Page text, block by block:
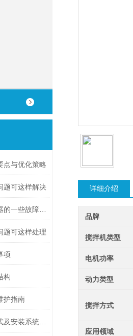
点与优化策略
题可这样解决
题可这样处理
项
构
护指南
详细介绍
品牌
搅拌机类型
电机功率
动力类型
搅拌方式
应用领域